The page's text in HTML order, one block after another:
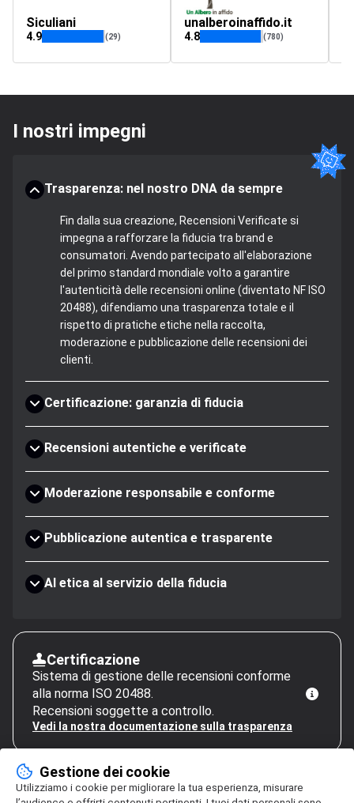
Siculiani
4.9 (29)
unalberoinaffido.it
4.8 (780)
I nostri impegni
Trasparenza: nel nostro DNA da sempre
Fin dalla sua creazione, Recensioni Verificate si
impegna a rafforzare la fiducia tra brand e
consumatori. Avendo partecipato all'elaborazione
del primo standard mondiale volto a garantire
l'autenticità delle recensioni online (diventato NF ISO
20488), difendiamo una trasparenza totale e il
rispetto di pratiche etiche nella raccolta,
moderazione e pubblicazione delle recensioni dei
clienti.
Certificazione: garanzia di fiducia
Recensioni autentiche e verificate
Moderazione responsabile e conforme
Pubblicazione autentica e trasparente
AI etica al servizio della fiducia
Certificazione
Sistema di gestione delle recensioni conforme
alla norma ISO 20488.
Recensioni soggette a controllo.
Vedi la nostra documentazione sulla trasparenza
Gestione dei cookie
Utilizziamo i cookie per migliorare la tua esperienza, misurare